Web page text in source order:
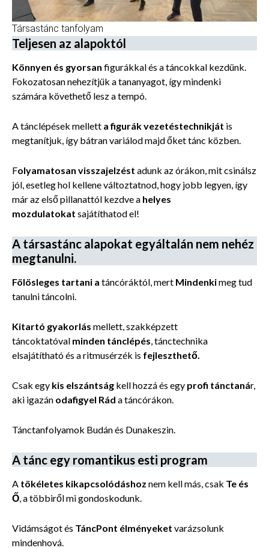
Társastánc tanfolyam
Teljesen az alapoktól
Könnyen és gyorsan figurákkal és a táncokkal kezdünk.
Fokozatosan nehezítjük a tananyagot, így mindenki
számára követhető lesz a tempó.
A tánclépések mellett a figurák vezetéstechnikját is
megtanítjuk, így bátran variálod majd őket tánc közben.
Folyamatosan visszajelzést adunk az órákon, mit csinálsz
jól, esetleg hol kellene változtatnod, hogy jobb legyen, így
már az első pillanattól kezdve a helyes
mozdulatokat sajátíthatod el!
A társastánc alapokat egyáltalán nem nehéz
megtanulni.
Fölösleges tartani a táncóráktól, mert Mindenkimeg tud
tanulni táncolni.
Kitartó gyakorlás mellett, szakképzett
táncoktatóval minden tánclépés , tánctechnika
elsajátítható és a ritmusérzék is fejleszthető.
Csak egy kis elszántság kell hozzá és egy profi tánctanár,
aki igazán odafigyel Rád a táncórákon.
Tánctanfolyamok Budán és Dunakeszin.
A tánc egy romantikus esti program
A tökéletes kikapcsolódáshoz nem kell más, csak Te és
Ő , a többiről mi gondoskodunk.
Vidámságot és TáncPont élményeket varázsolunk
mindenhová.